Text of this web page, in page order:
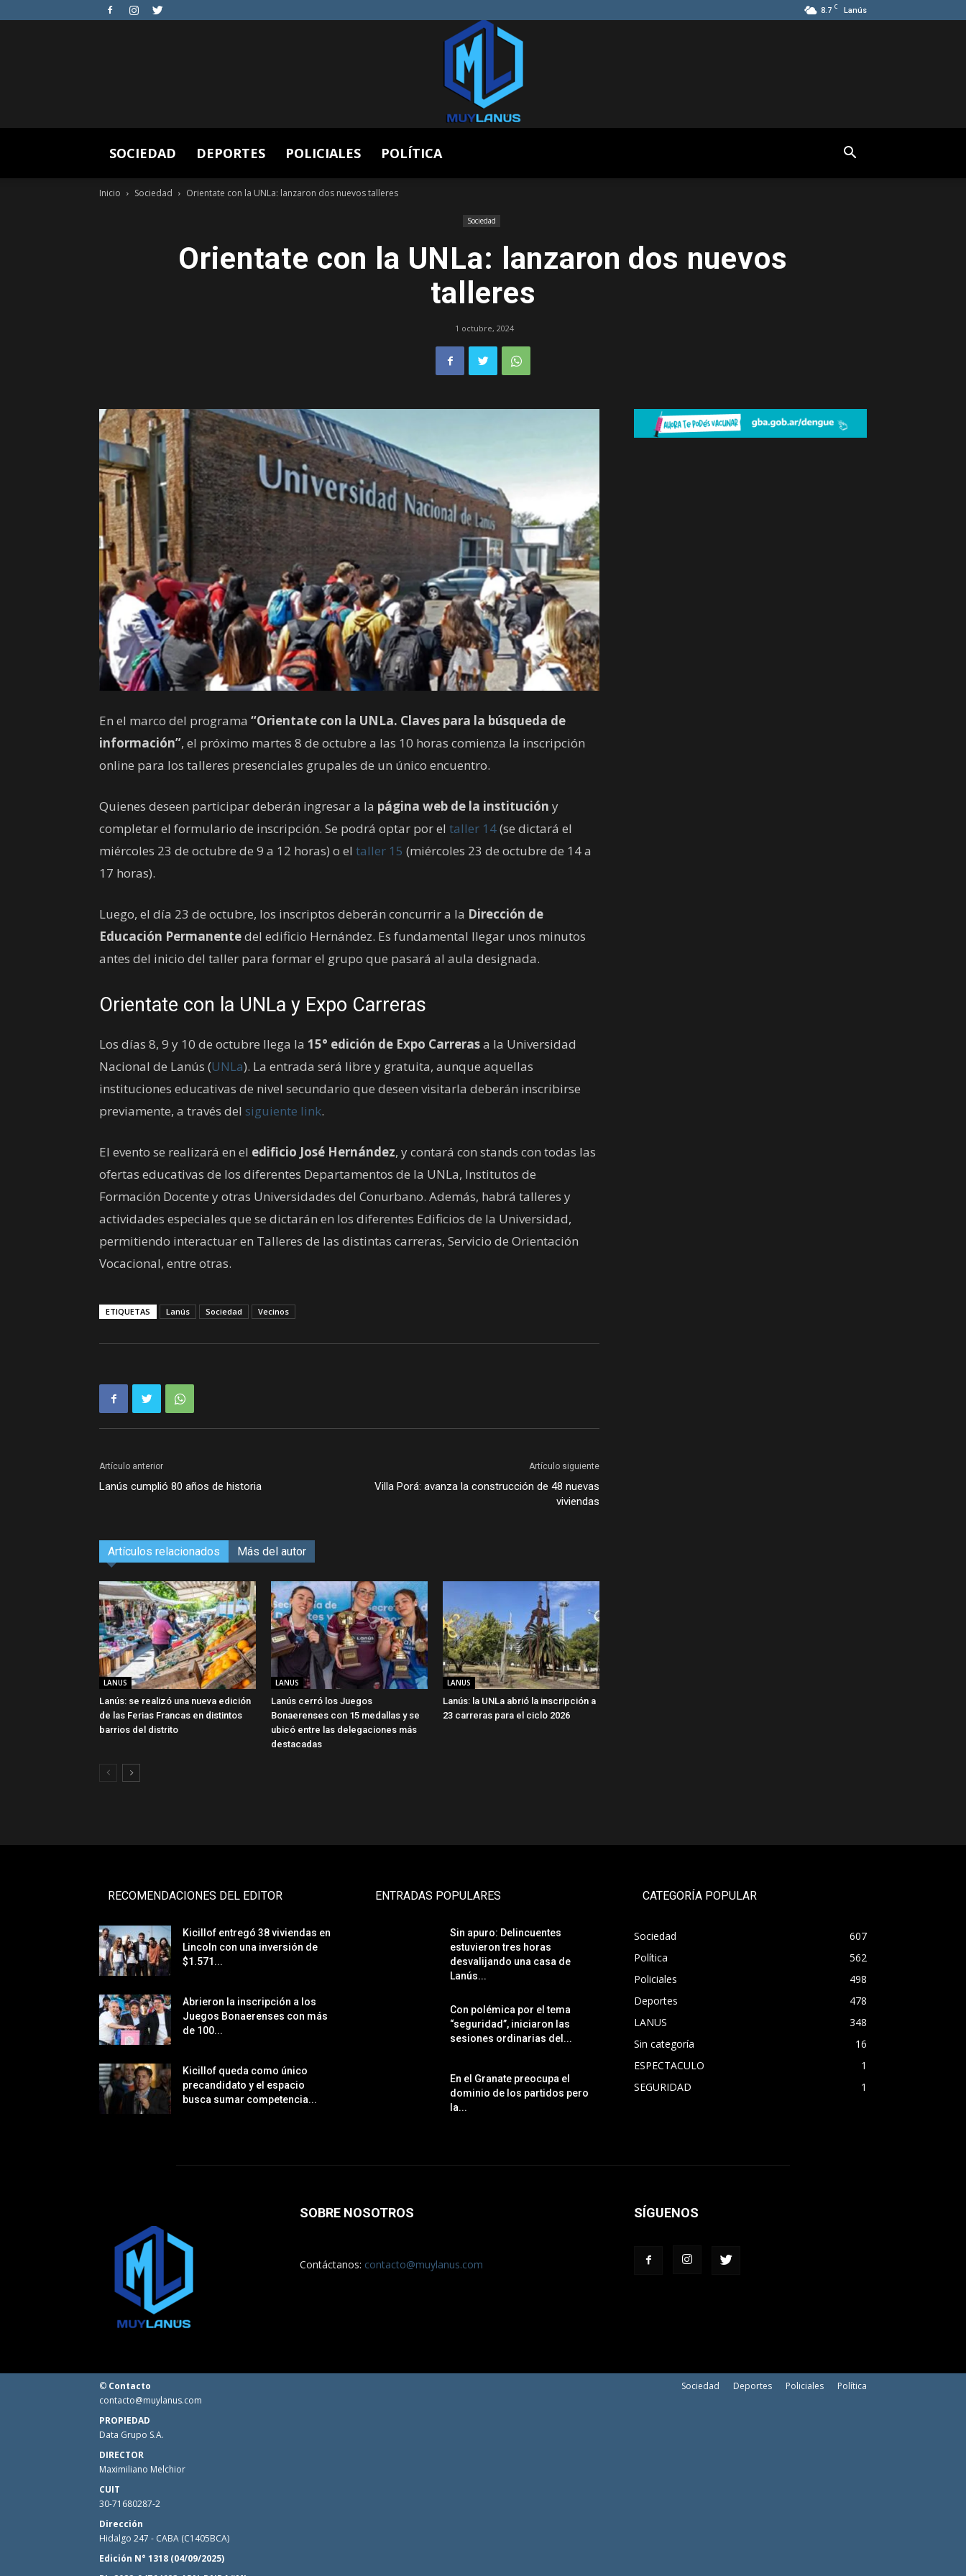
8.7 C Lanús
Lanús
SOCIEDAD DEPORTES POLICIALES POLÍTICA
Inicio Sociedad Orientate con la UNLa: lanzaron dos nuevos talleres
Sociedad
Orientate con la UNLa: lanzaron dos nuevos
talleres
1 octubre, 2024
En el marco del programa “Orientate con la UNLa. Claves para la búsqueda de
información”, el próximo martes 8 de octubre a las 10 horas comienza la inscripción
online para los talleres presenciales grupales de un único encuentro.
Quienes deseen participar deberán ingresar a la página web de la institución y
completar el formulario de inscripción. Se podrá optar por el taller 14(se dictará el
miércoles 23 de octubre de 9 a 12 horas) o el taller 15 (miércoles 23 de octubre de 14 a
17 horas).
Luego, el día 23 de octubre, los inscriptos deberán concurrir a la Dirección de
Educación Permanentedel edificio Hernández. Es fundamental llegar unos minutos
antes del inicio del taller para formar el grupo que pasará al aula designada.
Orientate con la UNLa y Expo Carreras
Los días 8, 9 y 10 de octubre llega la 15° edición de Expo Carrerasa la Universidad
Nacional de Lanús (UNLa). La entrada será libre y gratuita, aunque aquellas
instituciones educativas de nivel secundario que deseen visitarla deberán inscribirse
previamente, a través del siguiente link.
El evento se realizará en el edificio José Hernández, y contará con stands con todas las
ofertas educativas de los diferentes Departamentos de la UNLa, Institutos de
Formación Docente y otras Universidades del Conurbano. Además, habrá talleres y
actividades especiales que se dictarán en los diferentes Edificios de la Universidad,
permitiendo interactuar en Talleres de las distintas carreras, Servicio de Orientación
Vocacional, entre otras.
ETIQUETAS Lanús Sociedad Vecinos
Artículo anterior
Lanús cumplió 80 años de historia
Artículo siguiente
Villa Porá: avanza la construcción de 48 nuevas
viviendas
Artículos relacionados Más del autor
LANUS
Lanús: se realizó una nueva edición
de las Ferias Francas en distintos
barrios del distrito
LANUS
Lanús cerró los Juegos
Bonaerenses con 15 medallas y se
ubicó entre las delegaciones más
destacadas
LANUS
Lanús: la UNLa abrió la inscripción a
23 carreras para el ciclo 2026
RECOMENDACIONES DEL EDITOR
Kicillof entregó 38 viviendas en
Lincoln con una inversión de
$1.571...
Abrieron la inscripción a los
Juegos Bonaerenses con más
de 100...
Kicillof queda como único
precandidato y el espacio
busca sumar competencia...
ENTRADAS POPULARES
Sin apuro: Delincuentes
estuvieron tres horas
desvalijando una casa de
Lanús...
Con polémica por el tema
“seguridad”, iniciaron las
sesiones ordinarias del...
En el Granate preocupa el
dominio de los partidos pero
la...
CATEGORÍA POPULAR
Sociedad
607
Política
562
Policiales
498
Deportes
478
LANUS
348
Sin categoría
16
ESPECTACULO
1
SEGURIDAD
1
SOBRE NOSOTROS
Contáctanos: contacto@muylanus.com
SÍGUENOS
Sociedad Deportes Policiales Política
© Contacto
contacto@muylanus.com
PROPIEDAD
Data Grupo S.A.
DIRECTOR
Maximiliano Melchior
CUIT
30-71680287-2
Dirección
Hidalgo 247 - CABA (C1405BCA)
Edición N° 1318 (04/09/2025)